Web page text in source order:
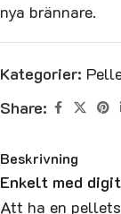
nya brännare.
Kategorier:
Share:
Beskrivning
Enkelt med
Att ha en